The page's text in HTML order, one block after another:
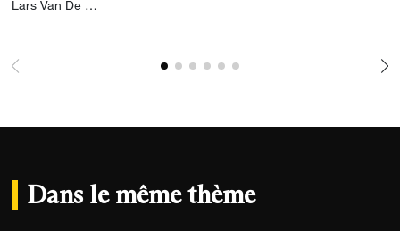
Lars Van De Goor
Dans le même thème